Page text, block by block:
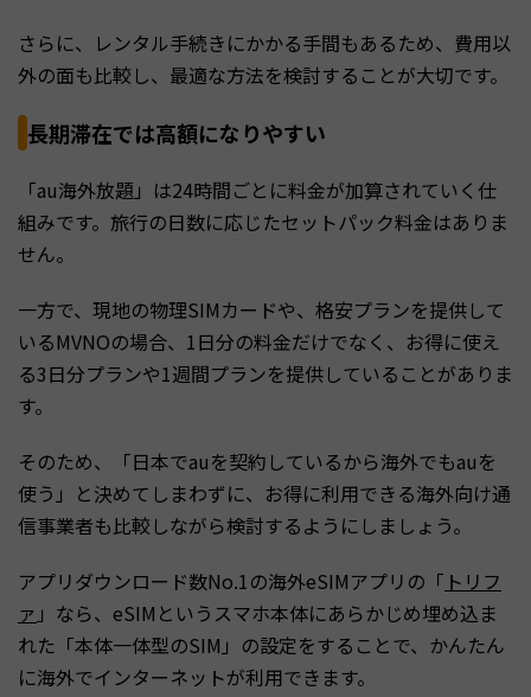
さらに、レンタル手続きにかかる手間もあるため、費用以
外の面も比較し、最適な方法を検討することが大切です。
長期滞在では高額になりやすい
「au海外放題」は24時間ごとに料金が加算されていく仕
組みです。旅行の日数に応じたセットパック料金はありま
せん。
一方で、現地の物理SIMカードや、格安プランを提供して
いるMVNOの場合、1日分の料金だけでなく、お得に使え
る3日分プランや1週間プランを提供していることがありま
す。
そのため、「日本でauを契約しているから海外でもauを
使う」と決めてしまわずに、お得に利用できる海外向け通
信事業者も比較しながら検討するようにしましょう。
アプリダウンロード数No.1の海外eSIMアプリの「 トリフ
ァ 」なら、eSIMというスマホ本体にあらかじめ埋め込ま
れた「本体一体型のSIM」の設定をすることで、かんたん
に海外でインターネットが利用できます。